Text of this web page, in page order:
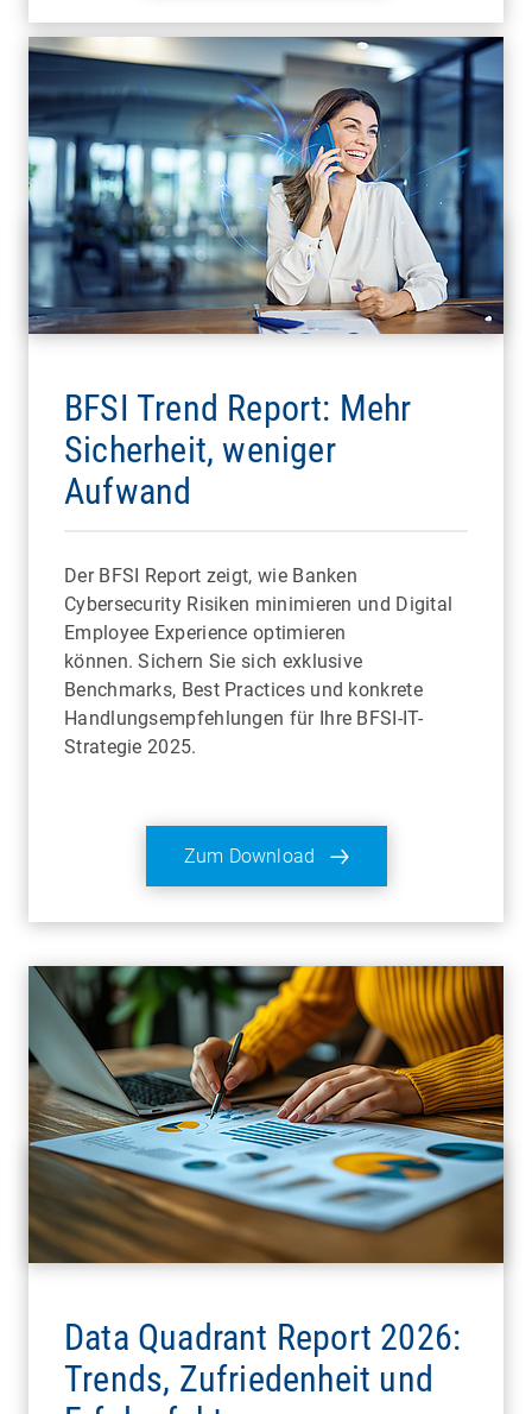
BFSI Trend Report: Mehr
Sicherheit, weniger
Aufwand
Der BFSI Report zeigt, wie Banken
Cybersecurity Risiken minimieren und Digital
Employee Experience optimieren
können. Sichern Sie sich exklusive
Benchmarks, Best Practices und konkrete
Handlungsempfehlungen für Ihre BFSI-IT-
Strategie 2025.
Zum Download
Data Quadrant Report 2026:
Trends, Zufriedenheit und